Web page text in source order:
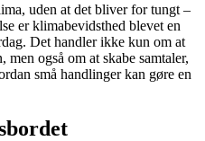
uden at det bliver for tungt –
er klimabevidsthed blevet en
Det handler ikke kun om at
men også om at skabe samtaler,
små handlinger kan gøre en